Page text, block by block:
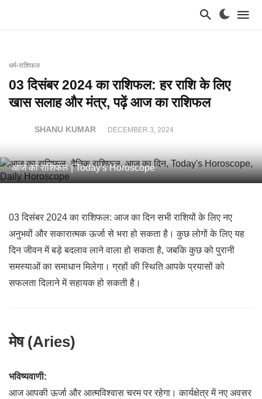
धर्म-राशिफल
03 दिसंबर 2024 का राशिफल: हर राशि के लिए
खास सलाह और मंत्र, पढ़ें आज का राशिफल
SHANU KUMAR DECEMBER 3, 2024
आज का राशिफल | Today's Horoscope
03 दिसंबर 2024 का राशिफल: आज का दिन सभी राशियों के लिए नए
अनुभवों और सकारात्मक ऊर्जा से भरा हो सकता है। कुछ लोगों के लिए यह
दिन जीवन में बड़े बदलाव लाने वाला हो सकता है, जबकि कुछ को पुरानी
समस्याओं का समाधान मिलेगा। ग्रहों की स्थिति आपके प्रयासों को
सफलता दिलाने में सहायक हो सकती है।
मेष (Aries)
भविष्यवाणी:
आज आपकी ऊर्जा और आत्मविश्वास चरम पर रहेगा। कार्यक्षेत्र में नए अवसर